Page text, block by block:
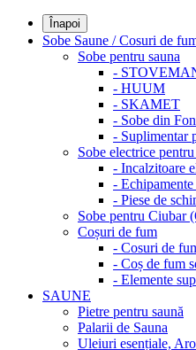
Înapoi
Sobe Saune / Cosuri de
Sobe pentru sauna
-
- HUUM
- SKAMET
- Sobe din
- Suplimentar
Sobe electrice
- Incalzitoare
-
- Piese de
Sobe pentru Ciubar
Coșuri de fum
- Cosuri de
- Coș de fum
- Elemente
SAUNE
Pietre pentru saună
Palarii de Sauna
Uleiuri esențiale,